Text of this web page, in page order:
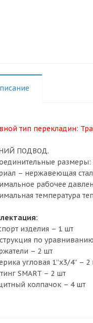
тип перекладин:
ПОДВОД.
– нержавеющая
рабочее
температура
изделия – 1 шт
по
– 2 шт
угловая 1”х3/4” – 2
SMART – 2 шт
колпачок – 4 шт